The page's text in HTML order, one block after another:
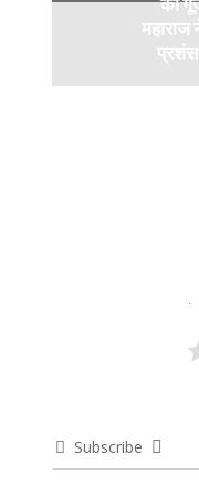
महाराज
Subscribe